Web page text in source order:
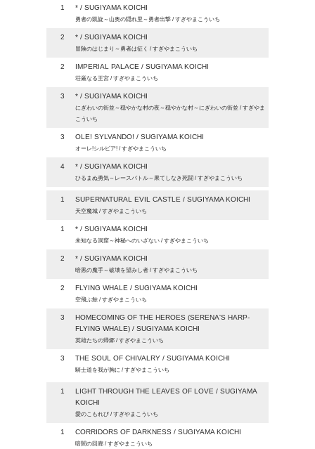
1 * / SUGIYAMA KOICHI
勇者の凱旋～山奥の隠れ里～勇者出撃 / すぎやまこういち
2 * / SUGIYAMA KOICHI
冒険のはじまり～勇者は征く / すぎやまこういち
2 IMPERIAL PALACE / SUGIYAMA KOICHI
荘厳なる王宮 / すぎやまこういち
3 * / SUGIYAMA KOICHI
にぎわいの街並～穏やかな村の夜～穏やかな村～にぎわいの街並 / すぎやま
こういち
3 OLE! SYLVANDO! / SUGIYAMA KOICHI
オーレ!シルビア! / すぎやまこういち
4 * / SUGIYAMA KOICHI
ひるまぬ勇気～レースバトル～果てしなき死闘 / すぎやまこういち
1 SUPERNATURAL EVIL CASTLE / SUGIYAMA KOICHI
天空魔城 / すぎやまこういち
1 * / SUGIYAMA KOICHI
未知なる洞窟～神秘へのいざない / すぎやまこういち
2 * / SUGIYAMA KOICHI
暗黒の魔手～破壊を望みし者 / すぎやまこういち
2 FLYING WHALE / SUGIYAMA KOICHI
空飛ぶ鯨 / すぎやまこういち
3
HOMECOMING OF THE HEROES (SERENA'S HARP-
FLYING WHALE) / SUGIYAMA KOICHI
英雄たちの帰郷 / すぎやまこういち
3 THE SOUL OF CHIVALRY / SUGIYAMA KOICHI
騎士道を我が胸に / すぎやまこういち
1
LIGHT THROUGH THE LEAVES OF LOVE / SUGIYAMA
KOICHI
愛のこもれび / すぎやまこういち
1 CORRIDORS OF DARKNESS / SUGIYAMA KOICHI
暗闇の回廊 / すぎやまこういち